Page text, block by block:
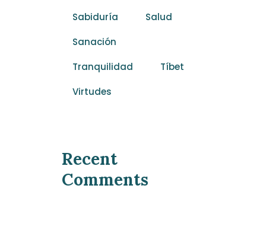
Sabiduría
Salud
Sanación
Tranquilidad
Tíbet
Virtudes
Recent
Comments